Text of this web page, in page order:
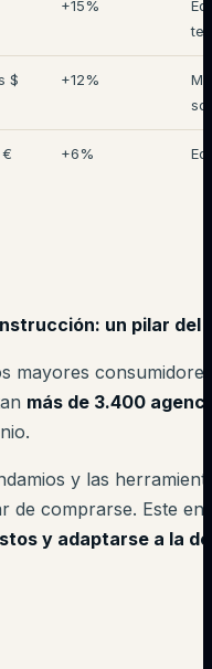
+15%
$
+12%
€
+6%
un pilar del
mayores
más de 3.400
y las
de comprarse. Este
y adaptarse a la